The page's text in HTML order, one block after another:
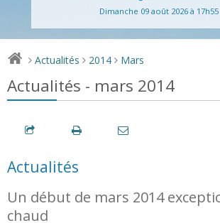
Dimanche 09 août 2026 à 17h55
> Actualités > 2014 > Mars
Actualités - mars 2014
Actualités
Un début de mars 2014
chaud